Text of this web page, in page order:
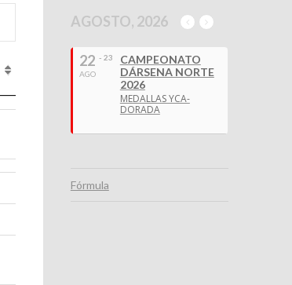
AGOSTO, 2026
22
AGO
- 23
CAMPEONATO
DÁRSENA NORTE
2026
MEDALLAS YCA-
DORADA
Fórmula